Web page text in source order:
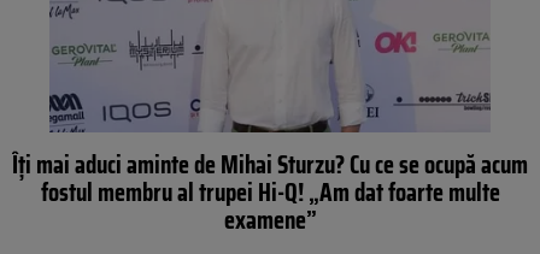
Îți mai aduci aminte de Mihai Sturzu? Cu ce se ocupă acum
fostul membru al trupei Hi-Q! „Am dat foarte multe
examene”